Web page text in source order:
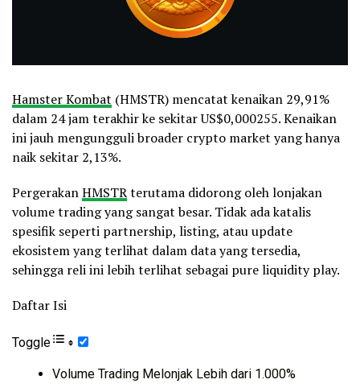
Hamster Kombat (HMSTR) mencatat kenaikan 29,91%
dalam 24 jam terakhir ke sekitar US$0,000255. Kenaikan
ini jauh mengungguli broader crypto market yang hanya
naik sekitar 2,13%.
PergerakanHMSTRterutama didorong oleh lonjakan
volume trading yang sangat besar. Tidak ada katalis
spesifik seperti partnership, listing, atau update
ekosistem yang terlihat dalam data yang tersedia,
sehingga reli ini lebih terlihat sebagai pure liquidity play.
Daftar Isi
Toggle
Volume Trading Melonjak Lebih dari 1.000%